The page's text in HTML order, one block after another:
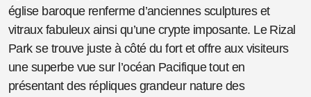
église baroque renferme d’anciennes sculptures et
vitraux fabuleux ainsi qu’une crypte imposante. Le Rizal
Park se trouve juste à côté du fort et offre aux visiteurs
une superbe vue sur l’océan Pacifique tout en
présentant des répliques grandeur nature des